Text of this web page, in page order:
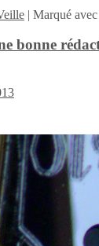
| Marqué avec
bonne